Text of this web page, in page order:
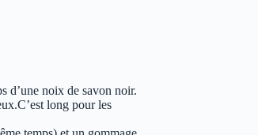
d’une noix de savon noir.
long pour les